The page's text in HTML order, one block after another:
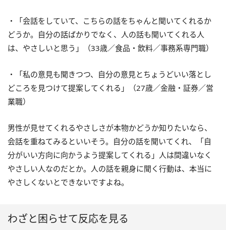
・「会話をしていて、こちらの話をちゃんと聞いてくれるか
どうか。自分の話ばかりでなく、人の話も聞いてくれる人
は、やさしいと思う」（33歳／食品・飲料／事務系専門職）
・「私の意見も聞きつつ、自分の意見とちょうどいい落とし
どころを見つけて提案してくれる」（27歳／金融・証券／営
業職）
男性が見せてくれるやさしさが本物かどうか知りたいなら、
会話を重ねてみるといいそう。自分の話を聞いてくれ、「自
分がいい方向に向かうよう提案してくれる」人は間違いなく
やさしい人なのだとか。人の話を親身に聞く行動は、本当に
やさしくないとできないですよね。
わざと困らせて反応を見る